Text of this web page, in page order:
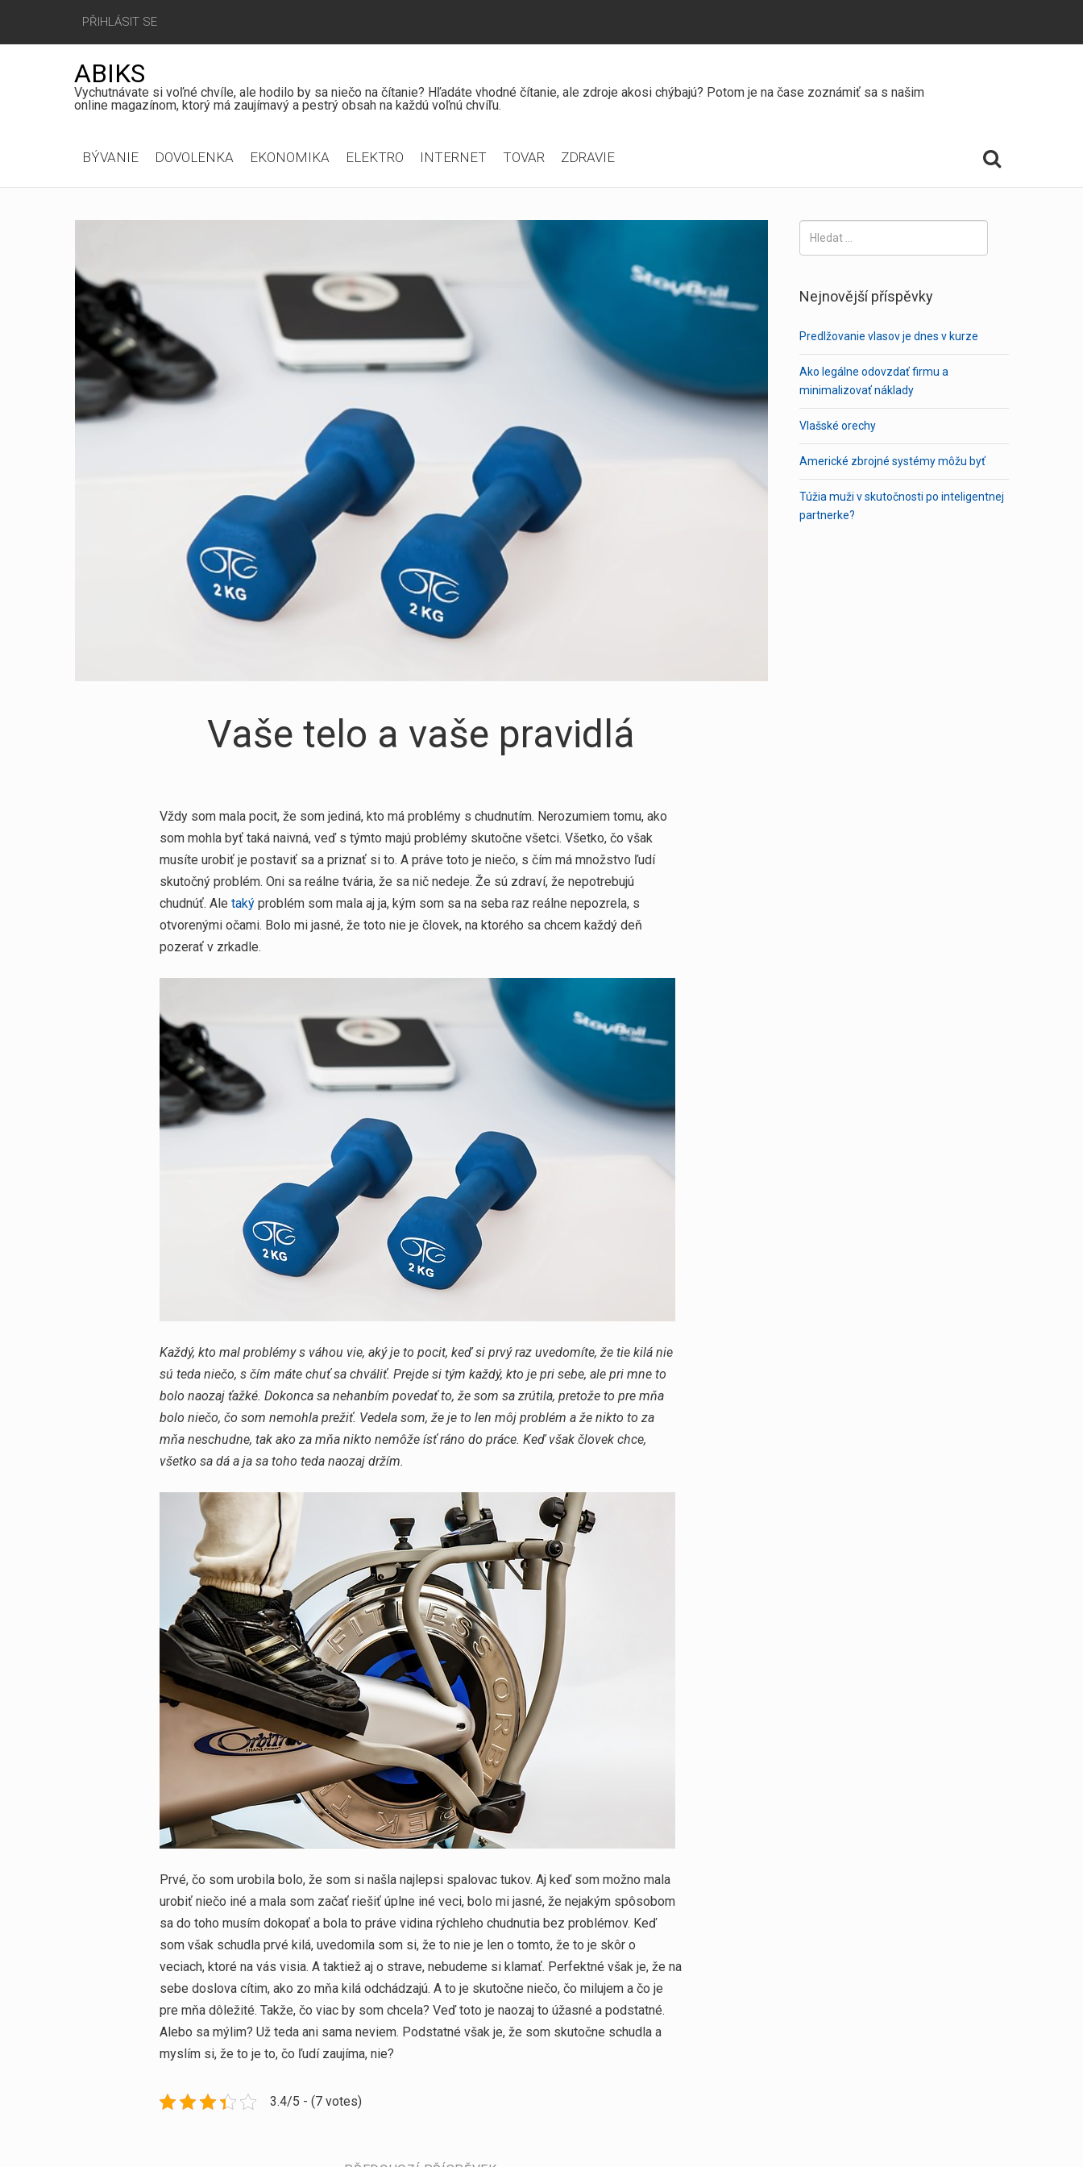
PŘIHLÁSIT SE
ABIKS
Vychutnávate si voľné chvíle, ale hodilo by sa niečo na čítanie? Hľadáte vhodné čítanie, ale zdroje akosi chýbajú? Potom je na čase zoznámiť sa s našim
online magazínom, ktorý má zaujímavý a pestrý obsah na každú voľnú chvíľu.
menu
BÝVANIE DOVOLENKA EKONOMIKA ELEKTRO INTERNET TOVAR ZDRAVIE
Vaše telo a vaše pravidlá
Vždy som mala pocit, že som jediná, kto má problémy s chudnutím. Nerozumiem tomu, ako
som mohla byť taká naivná, veď s týmto majú problémy skutočne všetci. Všetko, čo však
musíte urobiť je postaviť sa a priznať si to. A práve toto je niečo, s čím má množstvo ľudí
skutočný problém. Oni sa reálne tvária, že sa nič nedeje. Že sú zdraví, že nepotrebujú
chudnúť. Ale takýproblém som mala aj ja, kým som sa na seba raz reálne nepozrela, s
otvorenými očami. Bolo mi jasné, že toto nie je človek, na ktorého sa chcem každý deň
pozerať v zrkadle.
Každý, kto mal problémy s váhou vie, aký je to pocit, keď si prvý raz uvedomíte, že tie kilá nie
sú teda niečo, s čím máte chuť sa chváliť. Prejde si tým každý, kto je pri sebe, ale pri mne to
bolo naozaj ťažké. Dokonca sa nehanbím povedať to, že som sa zrútila, pretože to pre mňa
bolo niečo, čo som nemohla prežiť. Vedela som, že je to len môj problém a že nikto to za
mňa neschudne, tak ako za mňa nikto nemôže ísť ráno do práce. Keď však človek chce,
všetko sa dá a ja sa toho teda naozaj držím.
Prvé, čo som urobila bolo, že som si našla najlepsi spalovac tukov. Aj keď som možno mala
urobiť niečo iné a mala som začať riešiť úplne iné veci, bolo mi jasné, že nejakým spôsobom
sa do toho musím dokopať a bola to práve vidina rýchleho chudnutia bez problémov. Keď
som však schudla prvé kilá, uvedomila som si, že to nie je len o tomto, že to je skôr o
veciach, ktoré na vás visia. A taktiež aj o strave, nebudeme si klamať. Perfektné však je, že na
sebe doslova cítim, ako zo mňa kilá odchádzajú. A to je skutočne niečo, čo milujem a čo je
pre mňa dôležité. Takže, čo viac by som chcela? Veď toto je naozaj to úžasné a podstatné.
Alebo sa mýlim? Už teda ani sama neviem. Podstatné však je, že som skutočne schudla a
myslím si, že to je to, čo ľudí zaujíma, nie?
3.4/5 - (7 votes)
Nejnovější příspěvky
Predlžovanie vlasov je dnes v kurze
Ako legálne odovzdať firmu a
minimalizovať náklady
Vlašské orechy
Americké zbrojné systémy môžu byť
Túžia muži v skutočnosti po inteligentnej
partnerke?
Vyhledávání